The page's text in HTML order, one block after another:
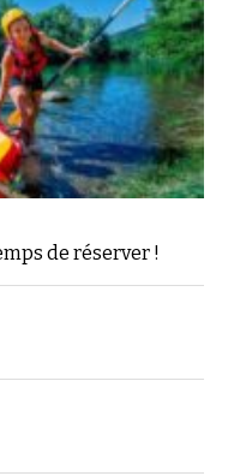
de réserver !